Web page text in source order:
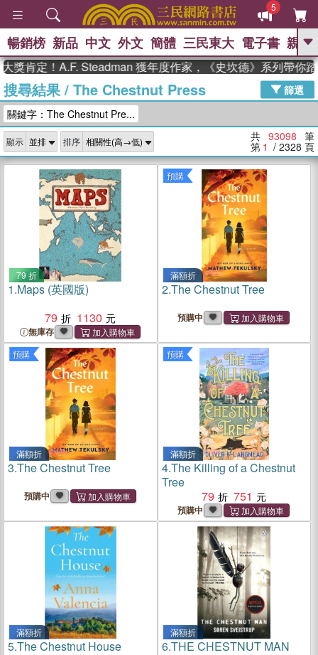
5
GO
熱搜： 東野圭吾 高希均教授回憶錄
、 The Odyssey 、 父親節 、 如果歷
獎 臺灣漫遊錄 、 方念華 、 台灣的李
登輝時代
數學女孩：黎曼猜想 、
偉大的迷走神經
暢銷榜 新品 中文 外文 簡體 三民東大 電子書 親子
！A.F. Steadman 獲年度作家，《史坎德》系列帶你踏上熱
搜尋結果/ The Chestnut Press
篩選
關鍵字：The Chestnut Pre...
顯示 排序 共 93098 筆
第 1 / 2328 頁
79 折
1.Maps (英國版)
79
1130
無庫存
預購
滿額折
2.The Chestnut Tree
預購中
預購
滿額折
3.The Chestnut Tree
預購中
預購
滿額折
4.The Killing of a Chestnut
Tree
79
751
預購中
滿額折
5.The Chestnut House
滿額折
6.THE CHESTNUT MAN